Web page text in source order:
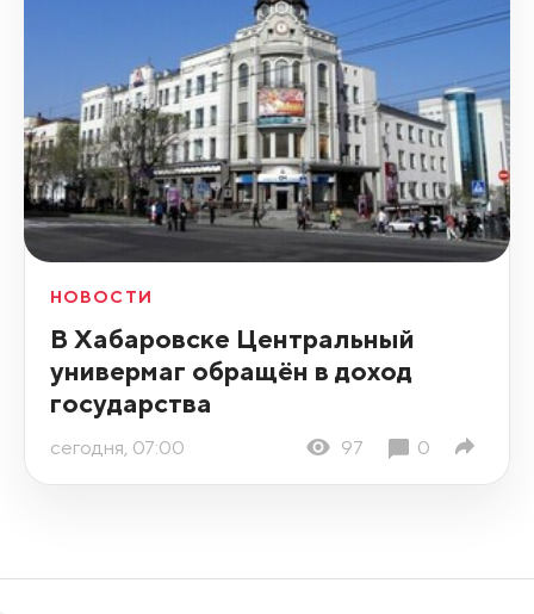
НОВОСТИ
В Хабаровске Центральный
универмаг обращён в доход
государства
сегодня, 07:00 97 0